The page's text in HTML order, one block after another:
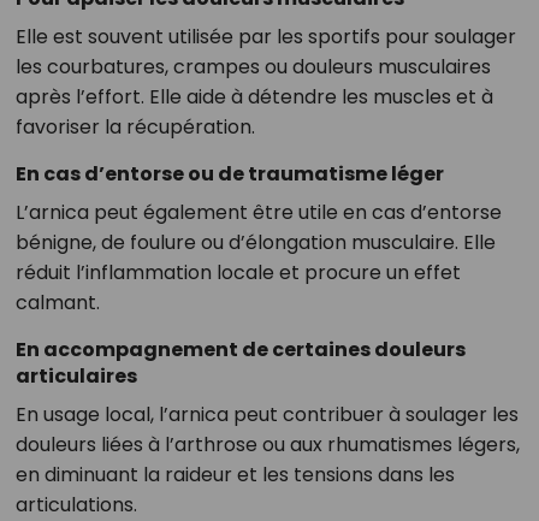
Elle est souvent utilisée par les sportifs pour soulager
les courbatures, crampes ou douleurs musculaires
après l’effort. Elle aide à détendre les muscles et à
favoriser la récupération.
En cas d’entorse ou de traumatisme léger
L’arnica peut également être utile en cas d’entorse
bénigne, de foulure ou d’élongation musculaire. Elle
réduit l’inflammation locale et procure un effet
calmant.
En accompagnement de certaines douleurs
articulaires
En usage local, l’arnica peut contribuer à soulager les
douleurs liées à l’arthrose ou aux rhumatismes légers,
en diminuant la raideur et les tensions dans les
articulations.